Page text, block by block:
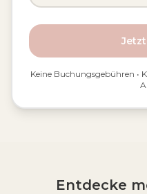
Keine Buchungsgebühren •
Entdecke